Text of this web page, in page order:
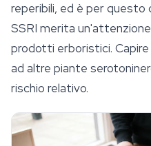
reperibili, ed è per questo
SSRI merita
prodotti erboristici.
ad altre piante
rischio relativo.